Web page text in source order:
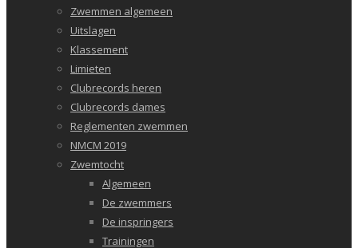
Zwemmen algemeen
Uitslagen
Klassement
Limieten
Clubrecords heren
Clubrecords dames
Reglementen zwemmen
NMCM 2019
Zwemtocht
Algemeen
De zwemmers
De inspringers
Trainingen